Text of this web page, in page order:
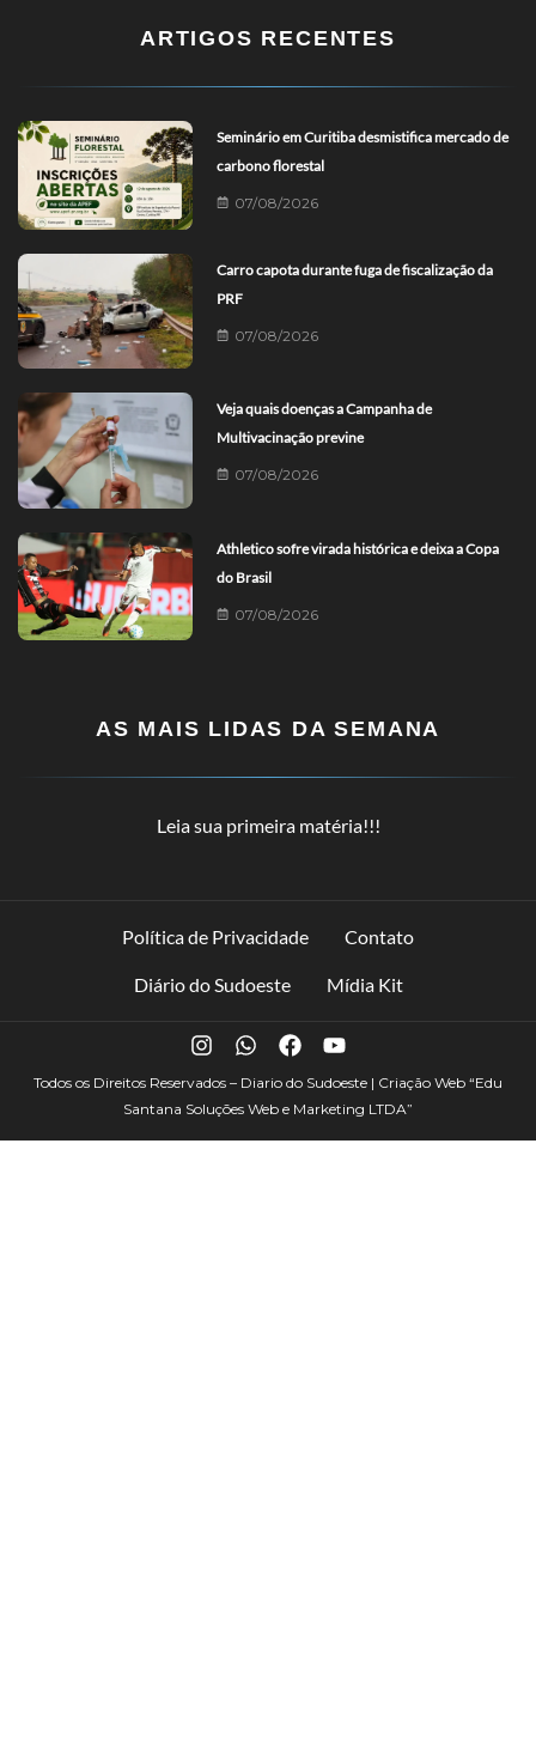
ARTIGOS RECENTES
Seminário em Curitiba desmistifica mercado de
carbono florestal
07/08/2026
Carro capota durante fuga de fiscalização da
PRF
07/08/2026
Veja quais doenças a Campanha de
Multivacinação previne
07/08/2026
Athletico sofre virada histórica e deixa a Copa
do Brasil
07/08/2026
AS MAIS LIDAS DA SEMANA
Leia sua primeira matéria!!!
Política de Privacidade Contato
Diário do Sudoeste Mídia Kit
Todos os Direitos Reservados – Diario do Sudoeste | Criação Web “Edu
Santana Soluções Web e Marketing LTDA”